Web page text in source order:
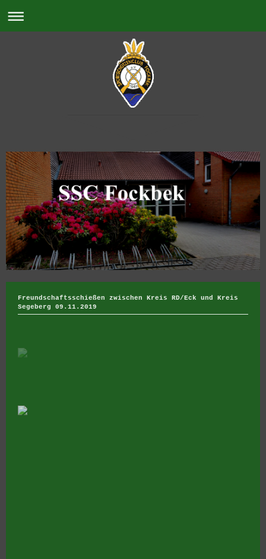
Freundschaftsschießen zwischen Kreis RD/Eck und Kreis
Segeberg 09.11.2019